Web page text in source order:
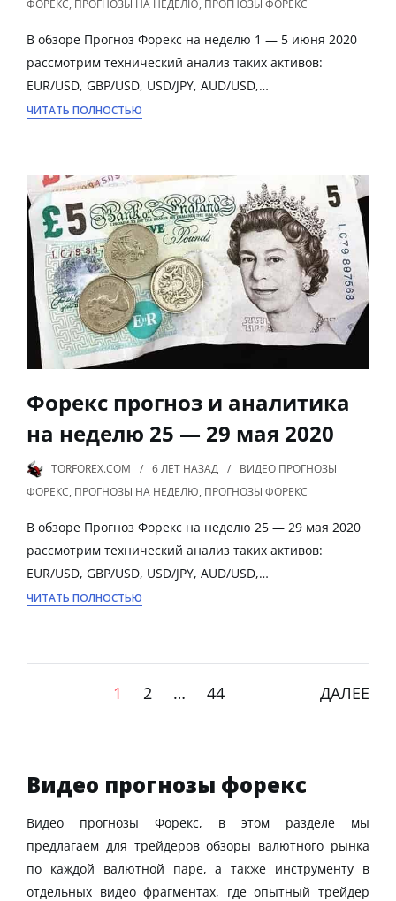
ФОРЕКС, ПРОГНОЗЫ НА НЕДЕЛЮ, ПРОГНОЗЫ ФОРЕКС
В обзоре Прогноз Форекс на неделю 1 — 5 июня 2020
рассмотрим технический анализ таких активов:
EUR/USD, GBP/USD, USD/JPY, AUD/USD,…
ЧИТАТЬ ПОЛНОСТЬЮ
Форекс прогноз и аналитика
на неделю 25 — 29 мая 2020
TORFOREX.COM 6 ЛЕТ НАЗАД
ВИДЕО ПРОГНОЗЫ
ФОРЕКС, ПРОГНОЗЫ НА НЕДЕЛЮ, ПРОГНОЗЫ ФОРЕКС
В обзоре Прогноз Форекс на неделю 25 — 29 мая 2020
рассмотрим технический анализ таких активов:
EUR/USD, GBP/USD, USD/JPY, AUD/USD,…
ЧИТАТЬ ПОЛНОСТЬЮ
1 2 … 44 ДАЛЕЕ
Видео прогнозы форекс
Видео прогнозы Форекс, в этом разделе мы
предлагаем для трейдеров обзоры валютного рынка
по каждой валютной паре, а также инструменту в
отдельных видео фрагментах, где опытный трейдер